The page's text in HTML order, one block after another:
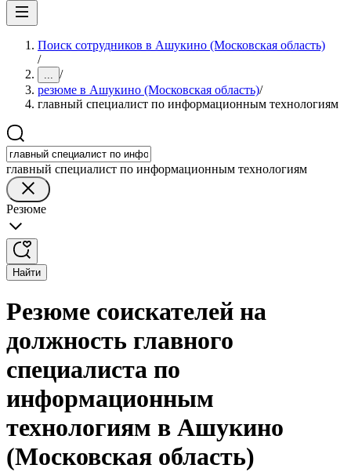
Поиск сотрудников в Ашукино (Московская область)
/
... /
резюме в Ашукино (Московская область)/
главный специалист по информационным технологиям
главный специалист по информационным технологиям
Резюме
Найти
Резюме соискателей на
должность главного
специалиста по
информационным
технологиям в Ашукино
(Московская область)